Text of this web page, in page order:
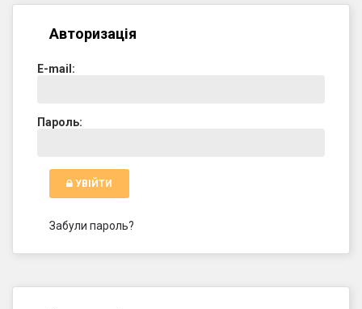
Авторизація
E-mail:
Пароль:
УВІЙТИ
Забули пароль?